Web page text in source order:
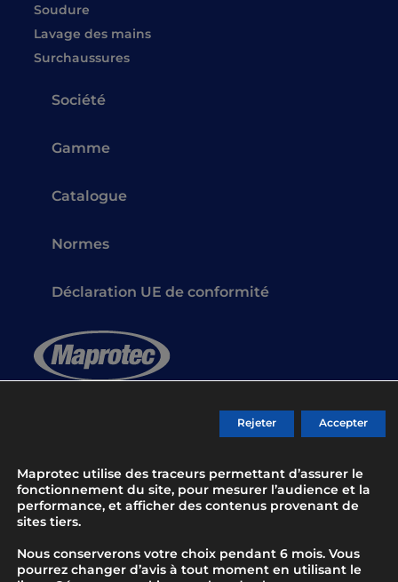
Gants de protection pour les professionnels
Contact
Société
Gamme
Catalogue
Normes
Déclaration UE de conformité
Soudure
Lavage des mains
Surchaussures
Maprotec utilise des traceurs permettant d’assurer le
fonctionnement du site, pour mesurer l’audience et la
performance, et afficher des contenus provenant de
sites tiers.
Nous conserverons votre choix pendant 6 mois. Vous
pourrez changer d’avis à tout moment en utilisant le
Accepter
Rejeter